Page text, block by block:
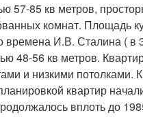
85 кв метров,
комнат. Площадь
времена И.В. Сталина ( в
56 кв метров.
и низкими потолками.
квартир
вплоть до